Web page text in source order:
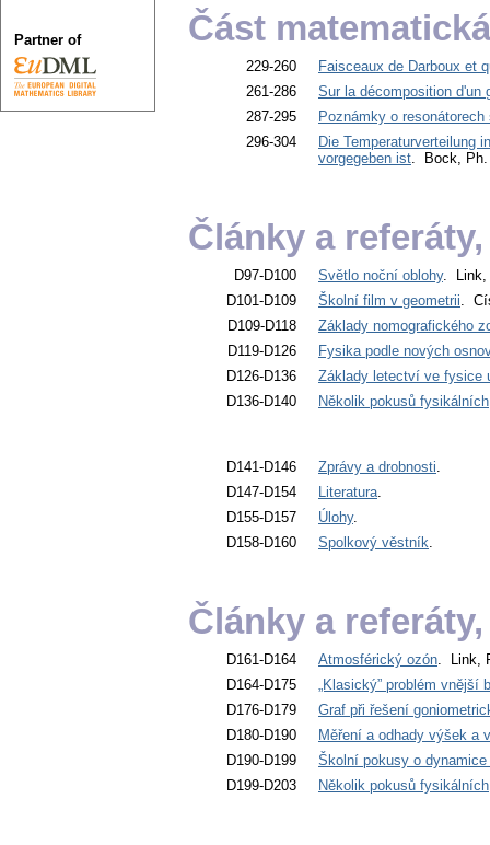
Část
229-260
Faisceaux de Darboux et
261-286
Sur la décomposition d'un
287-295
Poznámky o
296-304
Die Temperaturverteilung
vorgegeben ist. Bock, Ph.
Články a
D97-D100 Světlo noční oblohy. Link,
D101-D109
Školní film v geometrii.
D109-D118
Základy nomografického
D119-D126
Fysika podle nových
D126-D136
Základy letectví ve fysice
D136-D140
Několik pokusů fysikálních
D141-D146 Zprávy a drobnosti.
D147-D154
Literatura.
D155-D157
Úlohy.
D158-D160
Spolkový věstník.
Články a
D161-D164 Atmosférický ozón. Link,
D164-D175
„Klasický” problém vnější
D176-D179
Graf při řešení
D180-D190
Měření a odhady výšek a
D190-D199
Školní pokusy o dynamice
D199-D203
Několik pokusů fysikálních
Partner of